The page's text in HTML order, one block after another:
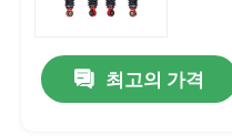
최고의 가격